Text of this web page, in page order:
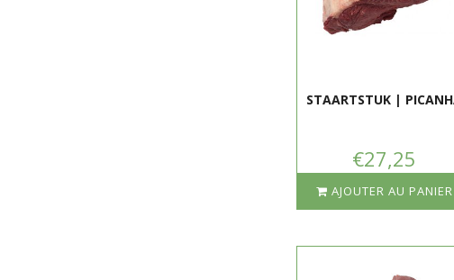
STAARTSTUK |
€27,25
AJOUTER AU PANIER